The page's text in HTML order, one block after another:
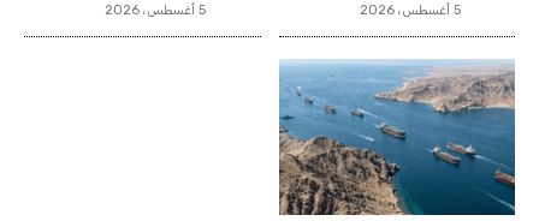
5 أغسطس، 2026 5 أغسطس، 2026